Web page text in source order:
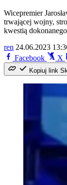
Wicepremier
trwającej wojny,
kwestią
ren 24.06.2023
Facebook
X
Kopiuj link